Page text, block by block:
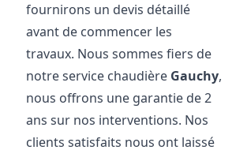
fournirons un devis détaillé
avant de commencer les
travaux. Nous sommes fiers de
notre service chaudière Gauchy,
nous offrons une garantie de 2
ans sur nos interventions. Nos
clients satisfaits nous ont laissé